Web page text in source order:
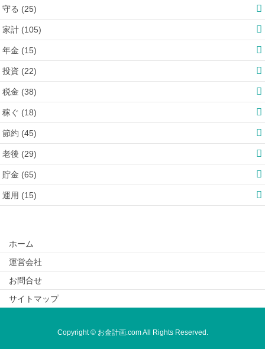
守る (25)
家計 (105)
年金 (15)
投資 (22)
税金 (38)
稼ぐ (18)
節約 (45)
老後 (29)
貯金 (65)
運用 (15)
ホーム
運営会社
お問合せ
サイトマップ
Copyright © お金計画.com All Rights Reserved.